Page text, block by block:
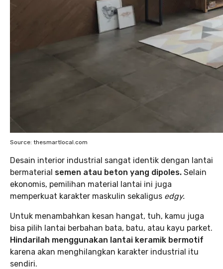
Source: thesmartlocal.com
Desain interior industrial sangat identik dengan lantai
bermaterial semen atau beton yang dipoles. Selain
ekonomis, pemilihan material lantai ini juga
memperkuat karakter maskulin sekaligus edgy.
Untuk menambahkan kesan hangat, tuh, kamu juga
bisa pilih lantai berbahan bata, batu, atau kayu parket.
Hindarilah menggunakan lantai keramik bermotif
karena akan menghilangkan karakter industrial itu
sendiri.